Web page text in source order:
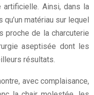
Ainsi, dans la
qu’un matériau sur lequel
proche de la charcuterie
aseptisée dont les
résultats.
avec complaisance,